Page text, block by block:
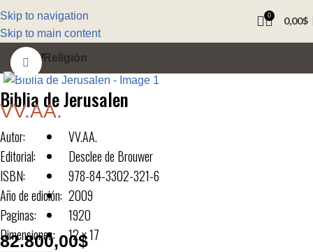
Skip to navigation
Skip to main content
0 0,00$
Inicio Religión
Click to enlarge
Biblia de Jerusalen
VV.AA.
Autor:
Editorial:
ISBN:
Año de edición:
Paginas:
Dimensiones:
VV.AA.
Desclee de Brouwer
978-84-3302-321-6
2009
1920
12 x 17
82.800,00$